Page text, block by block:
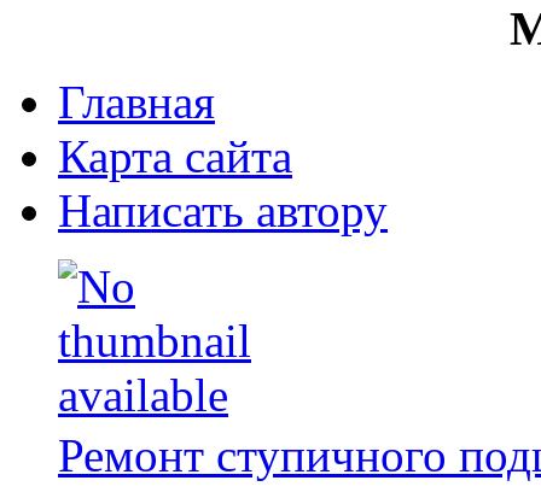
Главная
Карта сайта
Написать автору
Ремонт ступичного